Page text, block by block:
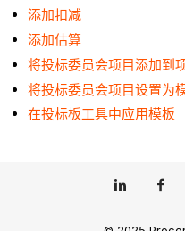
添加扣减
添加估算
将投标委员会项目添加到
将投标委员会项目设置为
在投标板工具中应用模板